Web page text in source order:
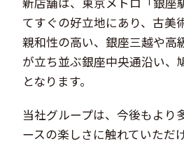
新店舗は、東京メトロ「銀座
てすぐの好立地にあり、古美
親和性の高い、銀座三越や高
が立ち並ぶ銀座中央通沿い、
となります。
当社グループは、今後もより
ースの楽しさに触れていただ